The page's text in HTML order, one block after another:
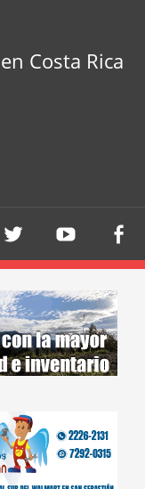
Costa Rica